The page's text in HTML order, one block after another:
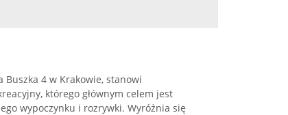
Buszka 4 w Krakowie, stanowi
którego głównym celem jest
wypoczynku i rozrywki. Wyróżnia się